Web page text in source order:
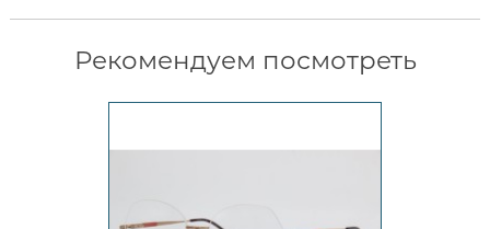
Рекомендуем посмотреть